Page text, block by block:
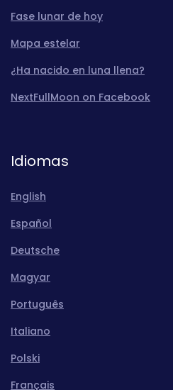
Fase lunar de hoy
Mapa estelar
¿Ha nacido en luna llena?
NextFullMoon on Facebook
Idiomas
English
Español
Deutsche
Magyar
Português
Italiano
Polski
Français